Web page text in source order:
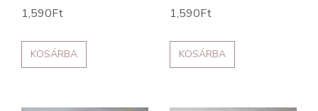
1,590Ft
KOSÁRBA
1,590Ft
KOSÁRBA